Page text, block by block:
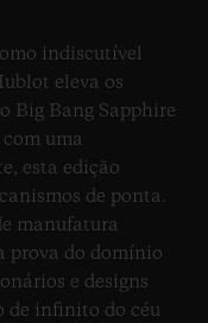
indiscutível
eleva os
Big Bang Sapphire
uma
esta edição
de ponta.
manufatura
prova do domínio
e designs
de infinito do céu